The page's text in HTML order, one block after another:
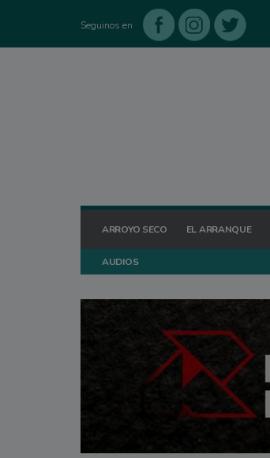
Seguinos en
ARROYO SECO EL ARRANQUE
AUDIOS